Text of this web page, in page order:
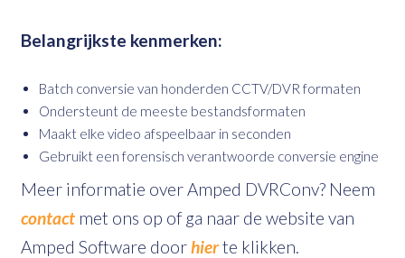
Belangrijkste kenmerken:
Batch conversie van honderden CCTV/DVR formaten
Ondersteunt de meeste bestandsformaten
Maakt elke video afspeelbaar in seconden
Gebruikt een forensisch verantwoorde conversie engine
Meer informatie over Amped DVRConv? Neem
contact met ons op of ga naar de website van
Amped Software doorhierte klikken.